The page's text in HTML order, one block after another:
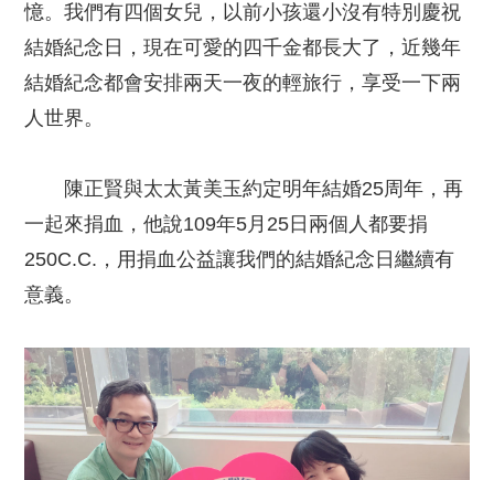
憶。我們有四個女兒，以前小孩還小沒有特別慶祝
結婚紀念日，現在可愛的四千金都長大了，近幾年
結婚紀念都會安排兩天一夜的輕旅行，享受一下兩
人世界。
陳正賢與太太黃美玉約定明年結婚25周年，再
一起來捐血，他說109年5月25日兩個人都要捐
250C.C.，用捐血公益讓我們的結婚紀念日繼續有
意義。